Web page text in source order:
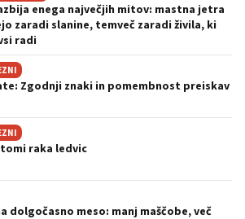
enega največjih mitov: mastna jetra
zaradi slanine, temveč zaradi živila, ki
radi
Zgodnji znaki in pomembnost preiskav
raka ledvic
dolgočasno meso: manj maščobe, več